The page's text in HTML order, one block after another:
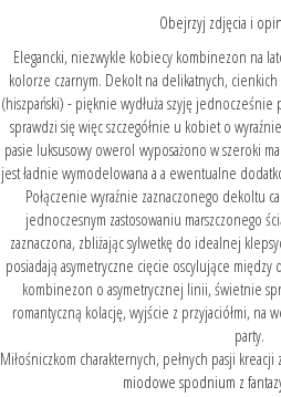
Obejrzyj zdjęcia i
Elegancki, niezwykle kobiecy kombinezon na
kolorze czarnym. Dekolt na delikatnych,
(hiszpański) - pięknie wydłuża szyję jednocześnie
sprawdzi się więc szczegółnie u kobiet o
pasie luksusowy owerol wyposażono w szeroki
jest ładnie wymodelowana a a ewentualne
Połączenie wyraźnie zaznaczonego dekoltu
jednoczesnym zastosowaniu marszczonego
zaznaczona, zbliżając sylwetkę do idealnej
posiadają asymetryczne cięcie oscylujące między
kombinezon o asymetrycznej linii, świetnie
romantyczną kolację, wyjście z przyjaciółmi, na
party.
Miłośniczkom charakternych, pełnych pasji
miodowe spodnium z